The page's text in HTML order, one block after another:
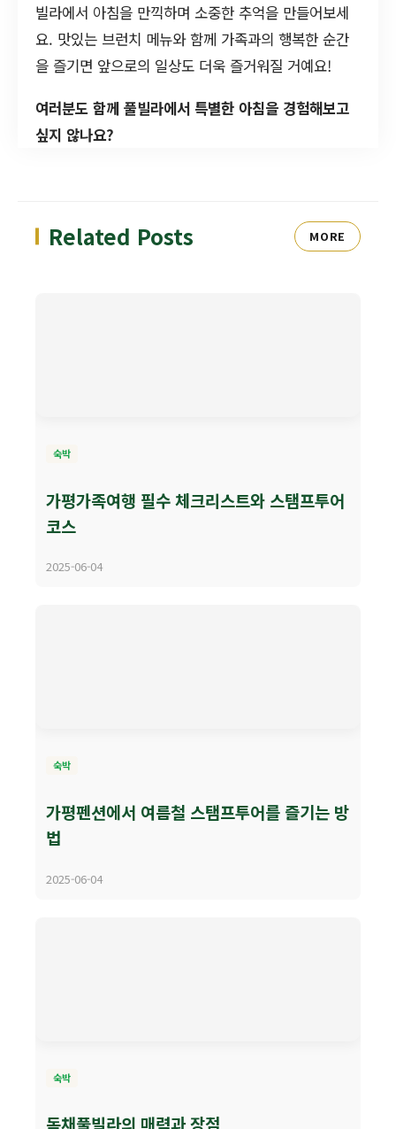
빌라에서 아침을 만끽하며 소중한 추억을 만들어보세
요. 맛있는 브런치 메뉴와 함께 가족과의 행복한 순간
을 즐기면 앞으로의 일상도 더욱 즐거워질 거예요!
여러분도 함께 풀빌라에서 특별한 아침을 경험해보고
싶지 않나요?
Related Posts MORE
숙박
가평가족여행 필수 체크리스트와 스탬프투어
코스
2025-06-04
숙박
가평펜션에서 여름철 스탬프투어를 즐기는 방
법
2025-06-04
숙박
독채풀빌라의 매력과 장점